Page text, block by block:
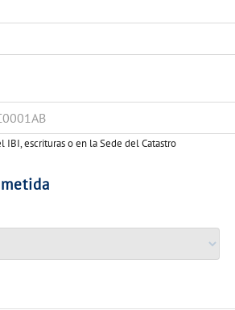
IBI, escrituras o en la Sede del Catastro